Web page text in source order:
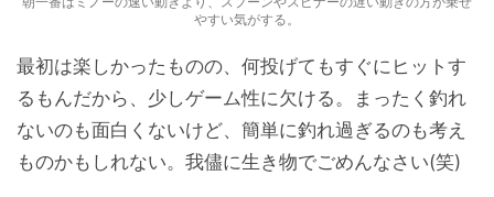
やすい気がする。
最初は楽しかったものの、何投げてもすぐにヒットす
るもんだから、少しゲーム性に欠ける。まったく釣れ
ないのも面白くないけど、簡単に釣れ過ぎるのも考え
ものかもしれない。我儘に生き物でごめんなさい(笑)